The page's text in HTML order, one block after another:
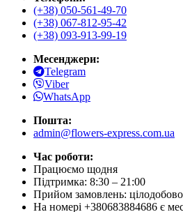
(+38) 050-561-49-70
(+38) 067-812-95-42
(+38) 093-913-99-19
Месенджери:
Telegram
Viber
WhatsApp
Пошта:
admin@flowers-express.com.ua
Час роботи:
Працюємо щодня
Підтримка: 8:30 – 21:00
Прийом замовлень: цілодобово
На номері +380683884686 є